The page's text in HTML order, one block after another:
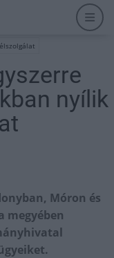
nyílik
Móron és
megyében